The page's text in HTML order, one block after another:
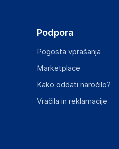
Podpora
Pogosta vprašanja
Marketplace
Kako oddati naročilo?
Vračila in reklamacije